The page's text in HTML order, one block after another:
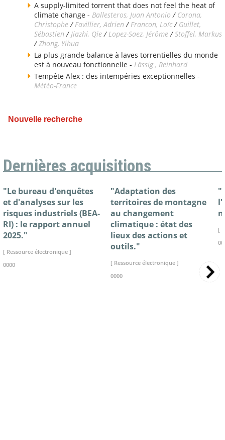
A supply-limited torrent that does not feel the heat of
climate change - Ballesteros, Juan Antonio / Corona,
Christophe/ Favillier, Adrien / Francon, Loïc/ Guillet,
Sébastien / Jiazhi, Qie/ Lopez-Saez, Jérôme/Stoffel, Markus
/Zhong, Yihua
La plus grande balance à laves torrentielles du monde
est à nouveau fonctionnelle - Lässig , Reinhard
Tempête Alex : des intempéries exceptionnelles -
Météo-France
Nouvelle recherche
Dernières acquisitions
"Le bureau d'enquêtes
et d'analyses sur les
risques industriels (BEA-
RI) : le rapport annuel
2025."
[ Ressource électronique ]
0000
"Adaptation des
territoires de montagne
au changement
climatique : état des
lieux des actions et
outils."
[ Ressource électronique ]
0000
[